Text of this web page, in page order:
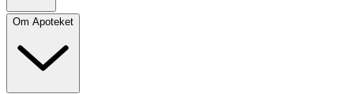
Om Apoteket